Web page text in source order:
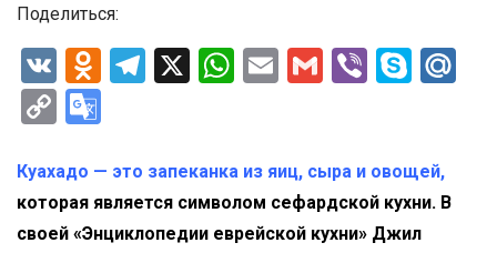
Поделиться:
VK Odnoklassniki
Telegram
X WhatsApp
EmailGmailViber
Copy
Куахадо — это запеканка из яиц, сыра и овощей,
которая является символом сефардской кухни. В
своей «Энциклопедии еврейской кухни» Джил